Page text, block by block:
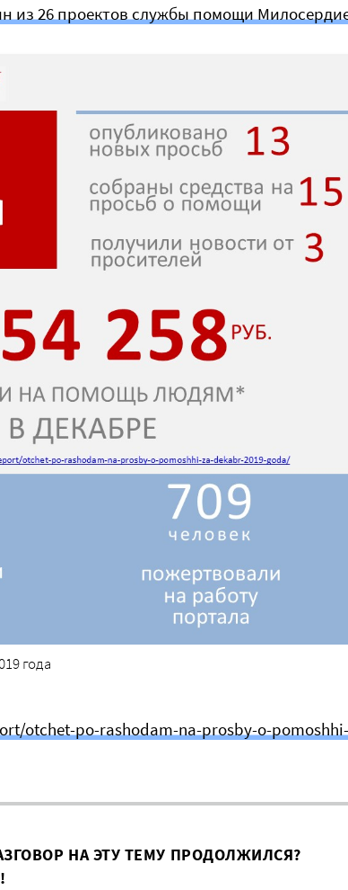
из 26 проектов службы помощи
года
otchet-po-rashodam-na-prosby-o-pomoshhi-
НА ЭТУ ТЕМУ ПРОДОЛЖИЛСЯ?